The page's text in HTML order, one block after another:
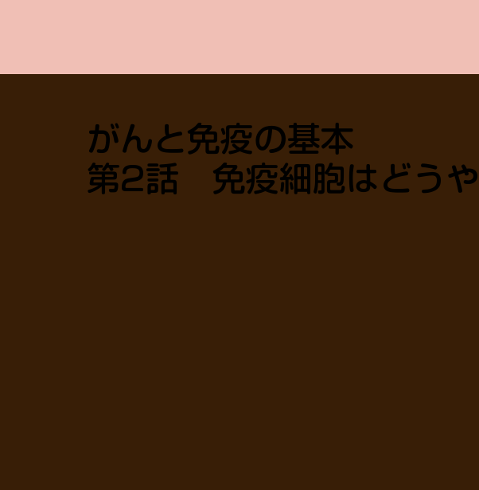
がんと免疫の基本
第2話 免疫細胞はどう